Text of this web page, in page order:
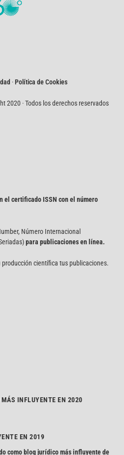
·Política de Cookies
2020 · Todos los derechos reservados
el certificado ISSN con el número
Número Internacional
para publicaciones en línea.
científica tus publicaciones.
INFLUYENTE EN 2020
EN 2019
como blog jurídico más influyente de